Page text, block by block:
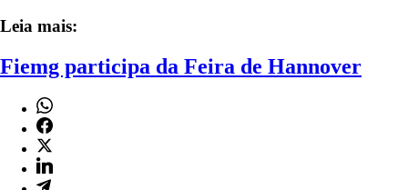
Leia mais:
Fiemg participa da Feira de Hannover